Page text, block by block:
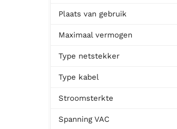
Plaats van gebruik
Maximaal vermogen
Type netstekker
Type kabel
Stroomsterkte
Spanning VAC